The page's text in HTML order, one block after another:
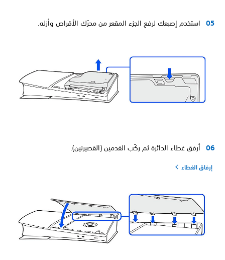
استخدم إصبعك لرفع الجزء المقعر من محرّك الأقراص وأزله.
أرفق غطاء الدائرة ثم ركّب القدمين (القصيرتين).
إرفاق الغطاء